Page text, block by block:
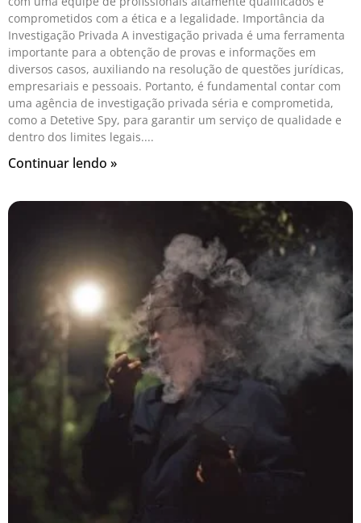
comprometidos com a ética e a legalidade. Importância da
Investigação Privada A investigação privada é uma ferramenta
importante para a obtenção de provas e informações em
diversos casos, auxiliando na resolução de questões jurídicas,
empresariais e pessoais. Portanto, é fundamental contar com
uma agência de investigação privada séria e comprometida,
como a Detetive Spy, para garantir um serviço de qualidade e
dentro dos limites legais.
Continuar lendo »